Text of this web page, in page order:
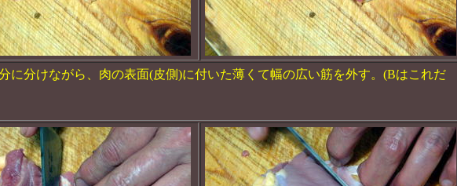
に分けながら、肉の表面(皮側)に付いた薄くて幅の広い筋を外す。(Bはこれだ